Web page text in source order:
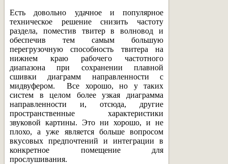
Есть довольно удачное и популярное
техническое решение снизить частоту
раздела, поместив твитер в волновод и
обеспечив тем самым большую
перегрузочную способность твитера на
нижнем краю рабочего частотного
диапазона при сохранении плавной
сшивки диаграмм направленности с
мидвуфером. Все хорошо, но у таких
систем в целом более узкая диаграмма
направленности и, отсюда, другие
пространственные характеристики
звуковой картины. Это ни хорошо, и не
плохо, а уже является больше вопросом
вкусовых предпочтений и интеграции в
конкретное помещение для
прослушивания.